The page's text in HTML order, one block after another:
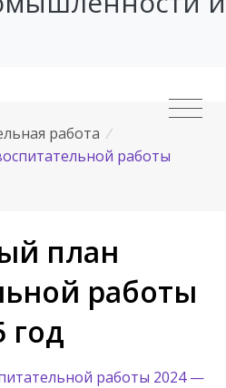
работа /
работы
план
работы
год
работы 2024 —